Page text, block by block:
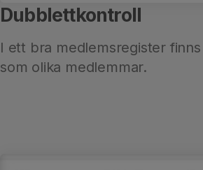
Dubblettkontroll
I ett bra medlemsregister
som olika medlemmar.